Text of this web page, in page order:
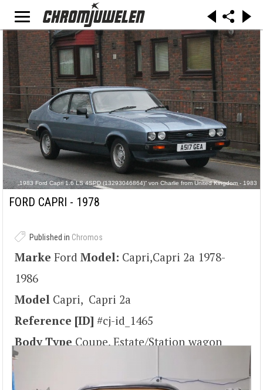
„1983 Ford Capri 1.6 LS 4SPD (13293046864)“ von Charlie from United Kingdom - 1983
Ford Capri 1.6 LS 4SPD. Lizenziert unter CC BY 2.0 über Wikimedia Commons -
g#/media/File:1983_Ford_Capri_1.6_LS_4SPD_(13293046864).jpg
FORD CAPRI - 1978
Published in Chromos
Marke Ford Model: Capri,Capri 2a 1978-
1986
Model Capri, Capri 2a
Reference [ID] #cj-id_1465
Body Type Coupe, Estate/Station wagon